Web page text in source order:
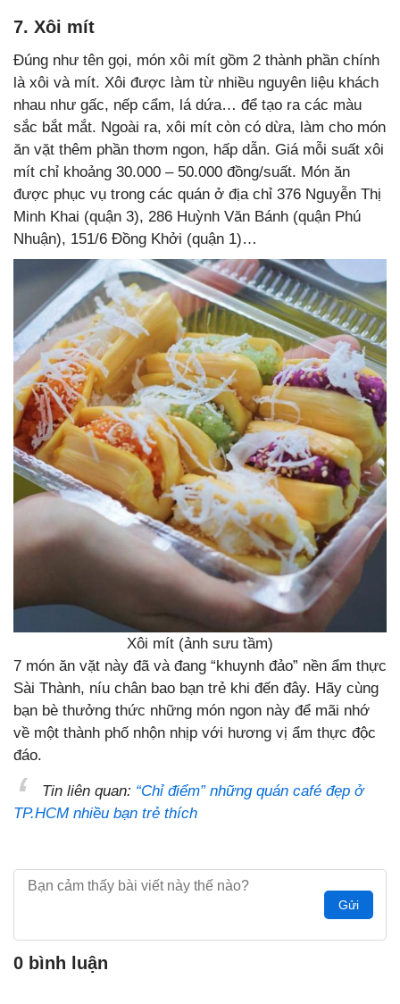
7. Xôi mít
Đúng như tên gọi, món xôi mít gồm 2 thành phần chính
là xôi và mít. Xôi được làm từ nhiều nguyên liệu khách
nhau như gấc, nếp cẩm, lá dứa… để tạo ra các màu
sắc bắt mắt. Ngoài ra, xôi mít còn có dừa, làm cho món
ăn vặt thêm phần thơm ngon, hấp dẫn. Giá mỗi suất xôi
mít chỉ khoảng 30.000 – 50.000 đồng/suất. Món ăn
được phục vụ trong các quán ở địa chỉ 376 Nguyễn Thị
Minh Khai (quận 3), 286 Huỳnh Văn Bánh (quận Phú
Nhuận), 151/6 Đồng Khởi (quận 1)…
Xôi mít (ảnh sưu tầm)
7 món ăn vặt này đã và đang “khuynh đảo” nền ẩm thực
Sài Thành, níu chân bao bạn trẻ khi đến đây. Hãy cùng
bạn bè thưởng thức những món ngon này để mãi nhớ
về một thành phố nhộn nhịp với hương vị ẩm thực độc
đáo.
Tin liên quan: “Chỉ điểm” những quán café đẹp ở
TP.HCM nhiều bạn trẻ thích
Gửi
0 bình luận